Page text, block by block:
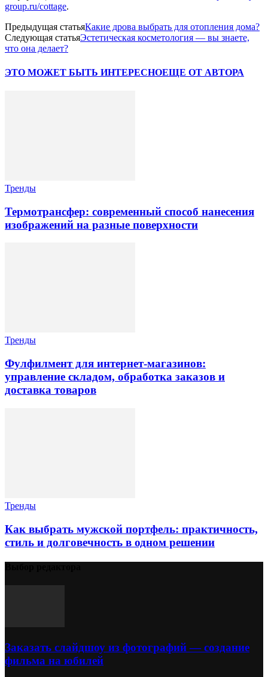
group.ru/cottage.
Предыдущая статьяКакие дрова выбрать для отопления дома?
Следующая статьяЭстетическая косметология — вы знаете,
что она делает?
ЭТО МОЖЕТ БЫТЬ ИНТЕРЕСНОЕЩЕ ОТ АВТОРА
Тренды
Термотрансфер: современный способ нанесения
изображений на разные поверхности
Тренды
Фулфилмент для интернет-магазинов:
управление складом, обработка заказов и
доставка товаров
Тренды
Как выбрать мужской портфель: практичность,
стиль и долговечность в одном решении
Заказать слайдшоу из фотографий — создание
фильма на юбилей